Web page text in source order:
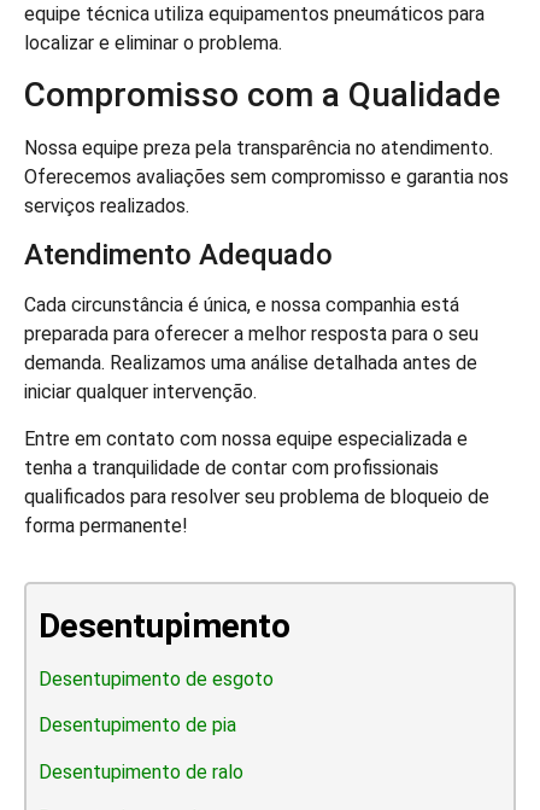
equipe técnica utiliza equipamentos pneumáticos para
localizar e eliminar o problema.
Compromisso com a Qualidade
Nossa equipe preza pela transparência no atendimento.
Oferecemos avaliações sem compromisso e garantia nos
serviços realizados.
Atendimento Adequado
Cada circunstância é única, e nossa companhia está
preparada para oferecer a melhor resposta para o seu
demanda. Realizamos uma análise detalhada antes de
iniciar qualquer intervenção.
Entre em contato com nossa equipe especializada e
tenha a tranquilidade de contar com profissionais
qualificados para resolver seu problema de bloqueio de
forma permanente!
Desentupimento
Desentupimento de esgoto
Desentupimento de pia
Desentupimento de ralo